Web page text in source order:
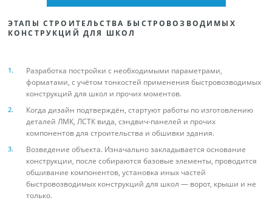
ЭТАПЫ СТРОИТЕЛЬСТВА БЫСТРОВОЗВОДИМЫХ
КОНСТРУКЦИЙ ДЛЯ ШКОЛ
Разработка постройки с необходимыми параметрами,
форматами, с учётом тонкостей применения быстровозводимых
конструкций для школ и прочих моментов.
Когда дизайн подтверждён, стартуют работы по изготовлению
деталей ЛМК, ЛСТК вида, сэндвич-панелей и прочих
компонентов для строительства и обшивки здания.
Возведение объекта. Изначально закладывается основание
конструкции, после собираются базовые элементы, проводится
обшивание компонентов, установка иных частей
быстровозводимых конструкций для школ — ворот, крыши и не
только.